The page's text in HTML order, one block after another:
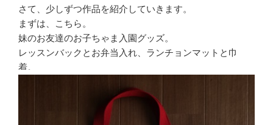
さて、少しずつ作品を紹介していきます。
まずは、こちら。
妹のお友達のお子ちゃま入園グッズ。
レッスンバックとお弁当入れ、ランチョンマットと巾
着。